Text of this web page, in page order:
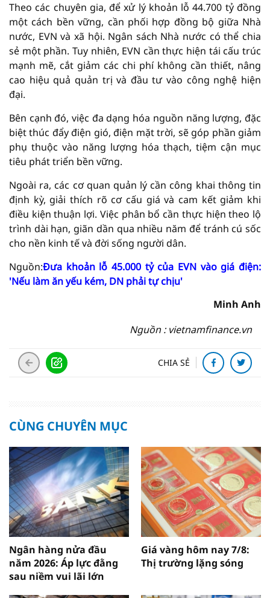
Theo các chuyên gia, để xử lý khoản lỗ 44.700 tỷ đồng
một cách bền vững, cần phối hợp đồng bộ giữa Nhà
nước, EVN và xã hội. Ngân sách Nhà nước có thể chia
sẻ một phần. Tuy nhiên, EVN cần thực hiện tái cấu trúc
mạnh mẽ, cắt giảm các chi phí không cần thiết, nâng
cao hiệu quả quản trị và đầu tư vào công nghệ hiện
đại.
Bên cạnh đó, việc đa dạng hóa nguồn năng lượng, đặc
biệt thúc đẩy điện gió, điện mặt trời, sẽ góp phần giảm
phụ thuộc vào năng lượng hóa thạch, tiệm cận mục
tiêu phát triển bền vững.
Ngoài ra, các cơ quan quản lý cần công khai thông tin
định kỳ, giải thích rõ cơ cấu giá và cam kết giảm khi
điều kiện thuận lợi. Việc phân bổ cần thực hiện theo lộ
trình dài hạn, giãn dần qua nhiều năm để tránh cú sốc
cho nền kinh tế và đời sống người dân.
Nguồn:Đưa khoản lỗ 45.000 tỷ của EVN vào giá điện:
'Nếu làm ăn yếu kém, DN phải tự chịu'
Minh Anh
Nguồn : vietnamfinance.vn
CHIA SẺ
CÙNG CHUYÊN MỤC
Ngân hàng nửa đầu
năm 2026: Áp lực đằng
sau niềm vui lãi lớn
Giá vàng hôm nay 7/8:
Thị trường lặng sóng